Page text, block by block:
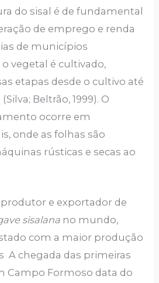
do sisal é de fundamental
de emprego e renda
de municípios
vegetal é cultivado,
etapas desde o cultivo até
Beltrão, 1999). O
ocorre em
onde as folhas são
rústicas e secas ao
produtor e exportador de
sisalana no mundo,
com a maior produção
A chegada das primeiras
Campo Formoso data do